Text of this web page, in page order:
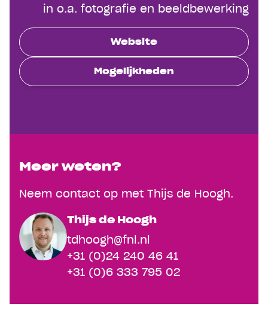
in o.a. fotografie en beeldbewerking
Website
Mogelijkheden
Meer weten?
Neem contact op met Thijs de Hoogh.
Thijs de Hoogh
tdhoogh@fnl.nl
+31 (0)24 240 46 41
+31 (0)6 333 795 02